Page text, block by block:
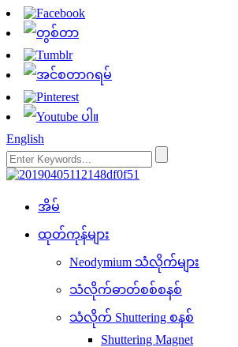
English
အိမ်
ထုတ်ကုန်များ
Neodymium သံလိုက်များ
သံလိုက်ဓာတ်စစ်စနစ်
သံလိုက် Shuttering စနစ်
Shuttering Magnet